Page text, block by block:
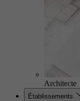
Architecte
Établissements